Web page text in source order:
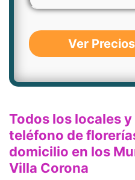
Ver
Todos los locales
teléfono de
domicilio en los
Villa Corona